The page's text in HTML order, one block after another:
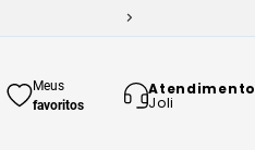
Meus
favoritos
Atendimento
Joli